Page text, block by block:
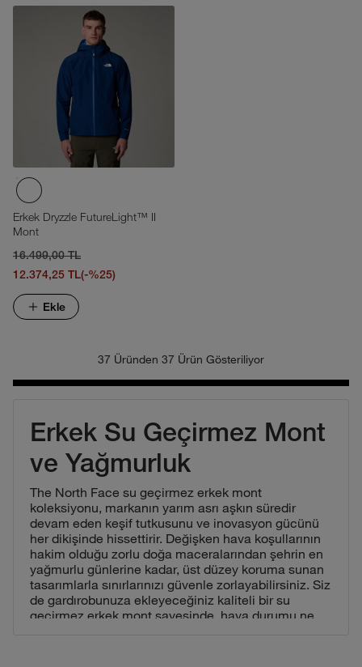
Erkek Dryzzle FutureLight™ II
Mont
16.499,00 TL
12.374,25 TL(-%25)
Ekle
37 Üründen 37 Ürün Gösteriliyor
Erkek Su Geçirmez Mont
ve Yağmurluk
The North Face su geçirmez erkek mont
koleksiyonu, markanın yarım asrı aşkın süredir
devam eden keşif tutkusunu ve inovasyon gücünü
her dikişinde hissettirir. Değişken hava koşullarının
hakim olduğu zorlu doğa maceralarından şehrin en
yağmurlu günlerine kadar, üst düzey koruma sunan
tasarımlarla sınırlarınızı güvenle zorlayabilirsiniz. Siz
de gardırobunuza ekleyeceğiniz kaliteli bir su
geçirmez erkek mont sayesinde, hava durumu ne